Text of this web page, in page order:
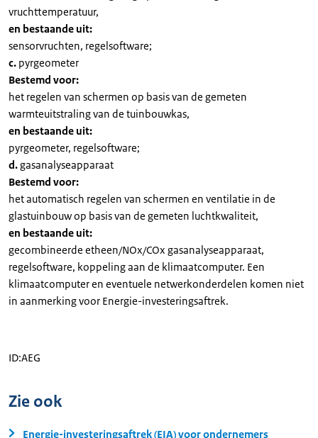
vruchttemperatuur,
en bestaande uit:
sensorvruchten, regelsoftware;
c. pyrgeometer
Bestemd voor:
het regelen van schermen op basis van de gemeten
warmteuitstraling van de tuinbouwkas,
en bestaande uit:
pyrgeometer, regelsoftware;
d.gasanalyseapparaat
Bestemd voor:
het automatisch regelen van schermen en ventilatie in de
glastuinbouw op basis van de gemeten luchtkwaliteit,
en bestaande uit:
gecombineerde etheen/NOx/COx gasanalyseapparaat,
regelsoftware, koppeling aan de klimaatcomputer. Een
klimaatcomputer en eventuele netwerkonderdelen komen niet
in aanmerking voor Energie-investeringsaftrek.
ID:AEG
Zie ook
Energie-investeringsaftrek (EIA) voor ondernemers